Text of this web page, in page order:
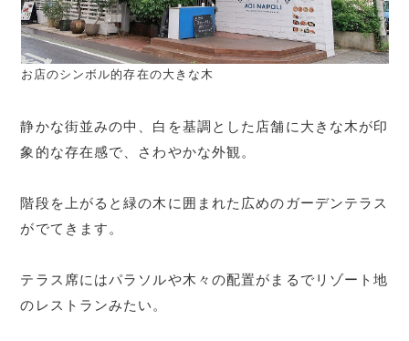
お店のシンボル的存在の大きな木
静かな街並みの中、白を基調とした店舗に大きな木が印
象的な存在感で、さわやかな外観。
階段を上がると緑の木に囲まれた広めのガーデンテラス
がでてきます。
テラス席にはパラソルや木々の配置がまるでリゾート地
のレストランみたい。